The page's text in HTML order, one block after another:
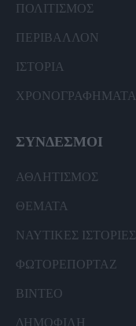
ΠΟΛΙΤΙΣΜΟΣ
ΠΕΡΙΒΑΛΛΟΝ
ΙΣΤΟΡΙΑ
ΧΡΟΝΟΓΡΑΦΗΜΑΤΑ
ΣΥΝΔΕΣΜΟΙ
ΑΘΛΗΤΙΣΜΟΣ
ΘΕΜΑΤΑ
ΝΑΥΤΙΚΕΣ ΙΣΤΟΡΙΕΣ
ΦΩΤΟΡΕΠΟΡΤΑΖ
ΒΙΝΤΕΟ
ΔΗΜΟΦΙΛΗ